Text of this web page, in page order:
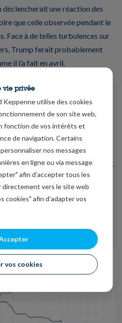
une réaction des
que celle observée pendant le
Face à de telles turbulences sur
Trump ferait probablement
il l’a fait en avril.
son projet de
de la Fed plus souple, il est
candidat soit confirmé par le
que les sénateurs républicains
nominations controversées de
probable qu’ils adoptent un
juste avant les élections de mi-
sénateurs républicains seront
batailles pour leur réélection et
vie privée
Keppenne utilise des cookies
de son site web,
fonction de vos intérêts et
de navigation. Certains
nos messages
en ligne ou via message
afin d’accepter tous les
vers le site web
cookies" afin d’adapter vos
vos cookies